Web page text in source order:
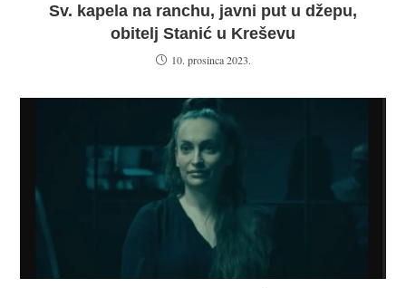
Sv. kapela na ranchu, javni put u džepu,
obitelj Stanić u Kreševu
10. prosinca 2023.